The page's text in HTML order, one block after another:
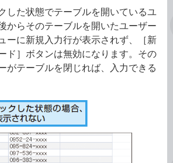
した状態でテーブルを開いているユ
からそのテーブルを開いたユーザー
ーに新規入力行が表示されず、［新
ド］ボタンは無効になります。その
がテーブルを閉じれば、入力できる